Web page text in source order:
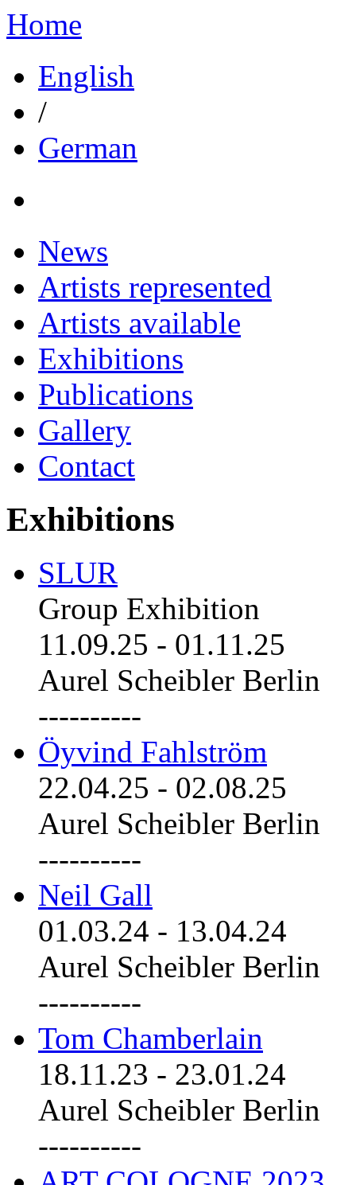
Home
English
/
German
News
Artists represented
Artists available
Exhibitions
Publications
Gallery
Contact
Exhibitions
SLUR
Group Exhibition
11.09.25 - 01.11.25
Aurel Scheibler Berlin
----------
Öyvind Fahlström
22.04.25 - 02.08.25
Aurel Scheibler Berlin
----------
Neil Gall
01.03.24 - 13.04.24
Aurel Scheibler Berlin
----------
Tom Chamberlain
18.11.23 - 23.01.24
Aurel Scheibler Berlin
----------